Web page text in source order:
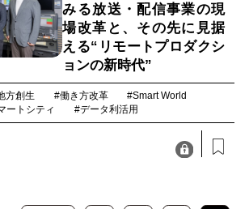
みる放送・配信事業の現
場改革と、その先に見据
える“リモートプロダクシ
ョンの新時代”
方創生 #働き方改革
#Smart World
ートシティ #データ利活用